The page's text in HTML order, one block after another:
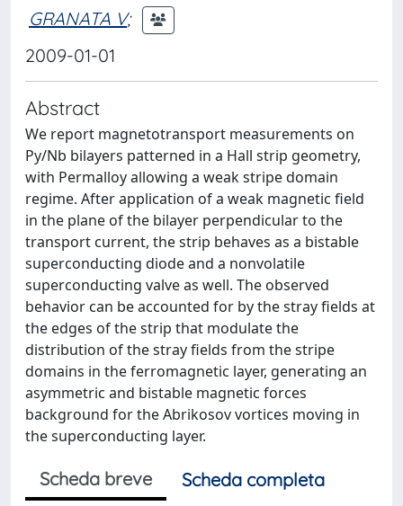
GRANATA V;
2009-01-01
Abstract
We report magnetotransport measurements on
Py/Nb bilayers patterned in a Hall strip geometry,
with Permalloy allowing a weak stripe domain
regime. After application of a weak magnetic field
in the plane of the bilayer perpendicular to the
transport current, the strip behaves as a bistable
superconducting diode and a nonvolatile
superconducting valve as well. The observed
behavior can be accounted for by the stray fields at
the edges of the strip that modulate the
distribution of the stray fields from the stripe
domains in the ferromagnetic layer, generating an
asymmetric and bistable magnetic forces
background for the Abrikosov vortices moving in
the superconducting layer.
Scheda breve
Scheda completa